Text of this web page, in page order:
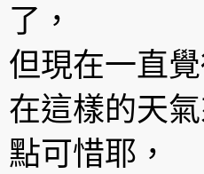
了，
但現在一直
在這樣的天
點可惜耶，